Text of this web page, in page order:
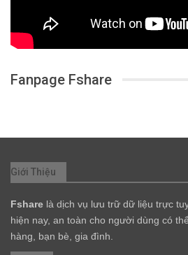
Fanpage Fshare
Giới Thiệu
Fshare là dịch vụ lưu trữ dữ liệu trực
hiện nay, an toàn cho người dùng có
hàng, bạn bè, gia đình.